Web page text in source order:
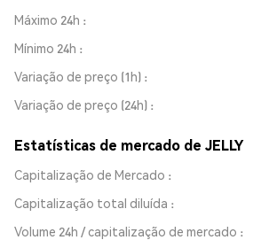
Máximo 24h
Mínimo 24h
Variação de preço (1h)
Variação de preço (24h)
Estatísticas de mercado de JELLY
Capitalização de Mercado
Capitalização total diluída
Volume 24h / capitalização de mercado